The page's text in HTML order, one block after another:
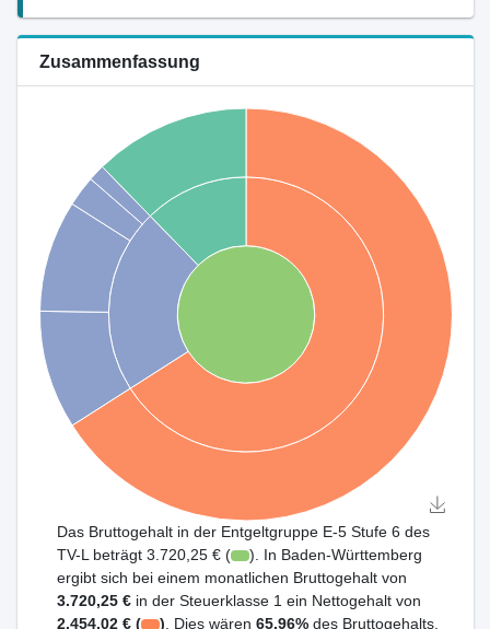
Zusammenfassung
Das Bruttogehalt in der Entgeltgruppe E-5 Stufe 6 des
TV-L beträgt 3.720,25 € (
). In Baden-Württemberg
ergibt sich bei einem monatlichen Bruttogehalt von
3.720,25 € in der Steuerklasse 1 ein Nettogehalt von
2.454,02 € (
) . Dies wären65,96% des Bruttogehalts.